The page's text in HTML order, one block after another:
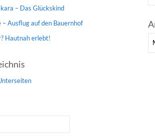
– Das Glückskind
– Ausflug auf den Bauernhof
Hautnah erlebt!